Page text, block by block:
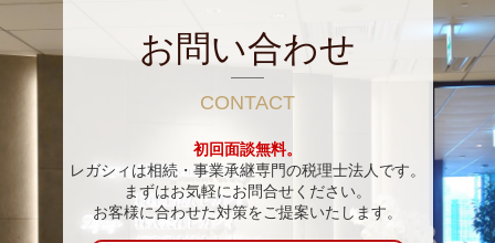
お問い合わせ
CONTACT
初回面談無料。
レガシィは相続・事業承継専門の税理士法人です。
まずはお気軽にお問合せください。
お客様に合わせた対策をご提案いたします。